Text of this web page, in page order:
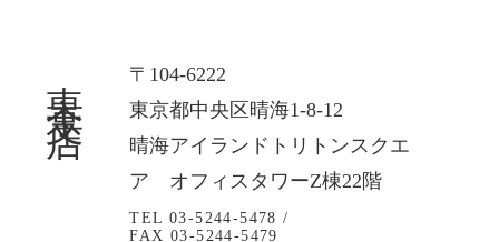
東京支店
〒104-6222
東京都中央区晴海1-8-12
晴海アイランドトリトンスクエ
ア オフィスタワーZ棟22階
TEL 03-5244-5478 /
FAX 03-5244-5479